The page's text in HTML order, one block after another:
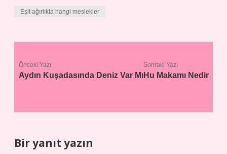
Eşit ağırlıkta hangi meslekler
Önceki Yazı
Aydın Kuşadasında Deniz Var Mı
Sonraki Yazı
Hu Makamı Nedir
Bir yanıt yazın